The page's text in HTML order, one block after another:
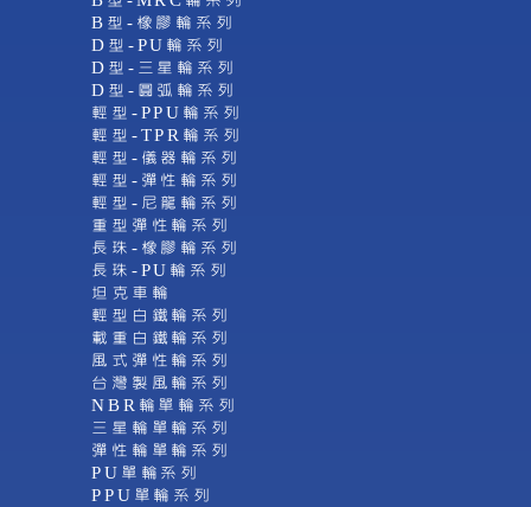
B型-橡膠輪系列
D型-PU輪系列
D型-三星輪系列
D型-圓弧輪系列
輕型-PPU輪系列
輕型-TPR輪系列
輕型-儀器輪系列
輕型-彈性輪系列
輕型-尼龍輪系列
重型彈性輪系列
長珠-橡膠輪系列
長珠-PU輪系列
坦克車輪
輕型白鐵輪系列
載重白鐵輪系列
風式彈性輪系列
台灣製風輪系列
NBR輪單輪系列
三星輪單輪系列
彈性輪單輪系列
PU單輪系列
PPU單輪系列